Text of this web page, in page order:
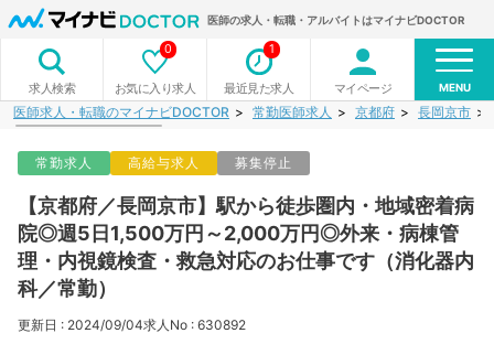
医師の求人・転職・アルバイトはマイナビDOCTOR
求人検索 お気に入り求人
0
最近見た求人
1
マイページ MENU
医師求人・転職のマイナビDOCTOR 常勤医師求人 京都府 長岡京市
常勤求人 高給与求人 募集停止
【京都府／長岡京市】駅から徒歩圏内・地域密着病
院◎週5日1,500万円～2,000万円◎外来・病棟管
理・内視鏡検査・救急対応のお仕事です（消化器内
科／常勤）
更新日 : 2024/09/04求人No : 630892